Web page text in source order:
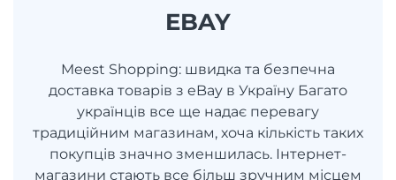
EBAY
Meest Shopping: швидка та безпечна
доставка товарів з eBay в Україну Багато
українців все ще надає перевагу
традиційним магазинам, хоча кількість таких
покупців значно зменшилась. Інтернет-
магазини стають все більш зручним місцем